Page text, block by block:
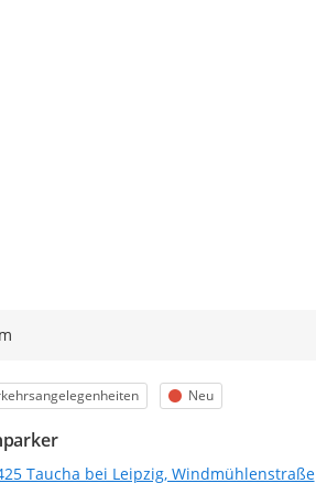
Status
Neu
Taucha bei Leipzig, Windmühlenstraße